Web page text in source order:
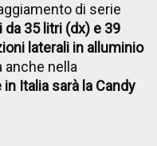
di serie
35 litri (dx) e 39
laterali in alluminio
anche nella
Italia sarà la Candy